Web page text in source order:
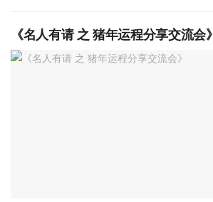
《名人有请 之 猪年运程分享交流会》